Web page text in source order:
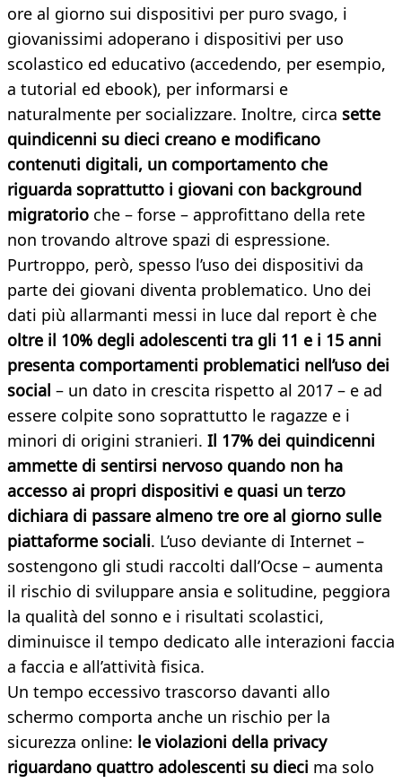
ore al giorno sui dispositivi per puro svago, i
giovanissimi adoperano i dispositivi per uso
scolastico ed educativo (accedendo, per esempio,
a tutorial ed ebook), per informarsi e
naturalmente per socializzare. Inoltre, circa sette
quindicenni su dieci creano e modificano
contenuti digitali, un comportamento che
riguarda soprattutto i giovani con background
migratorio che – forse – approfittano della rete
non trovando altrove spazi di espressione.
Purtroppo, però, spesso l’uso dei dispositivi da
parte dei giovani diventa problematico. Uno dei
dati più allarmanti messi in luce dal report è che
oltre il 10% degli adolescenti tra gli 11 e i 15 anni
presenta comportamenti problematici nell’uso dei
social – un dato in crescita rispetto al 2017 – e ad
essere colpite sono soprattutto le ragazze e i
minori di origini stranieri. Il 17% dei quindicenni
ammette di sentirsi nervoso quando non ha
accesso ai propri dispositivi e quasi un terzo
dichiara di passare almeno tre ore al giorno sulle
piattaforme sociali. L’uso deviante di Internet –
sostengono gli studi raccolti dall’Ocse – aumenta
il rischio di sviluppare ansia e solitudine, peggiora
la qualità del sonno e i risultati scolastici,
diminuisce il tempo dedicato alle interazioni faccia
a faccia e all’attività fisica.
Un tempo eccessivo trascorso davanti allo
schermo comporta anche un rischio per la
sicurezza online: le violazioni della privacy
riguardano quattro adolescenti su dieci ma solo